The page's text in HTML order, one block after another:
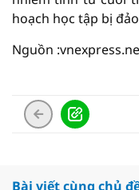
hoạch học tập bị
Nguồn
Bài viết cùng chủ